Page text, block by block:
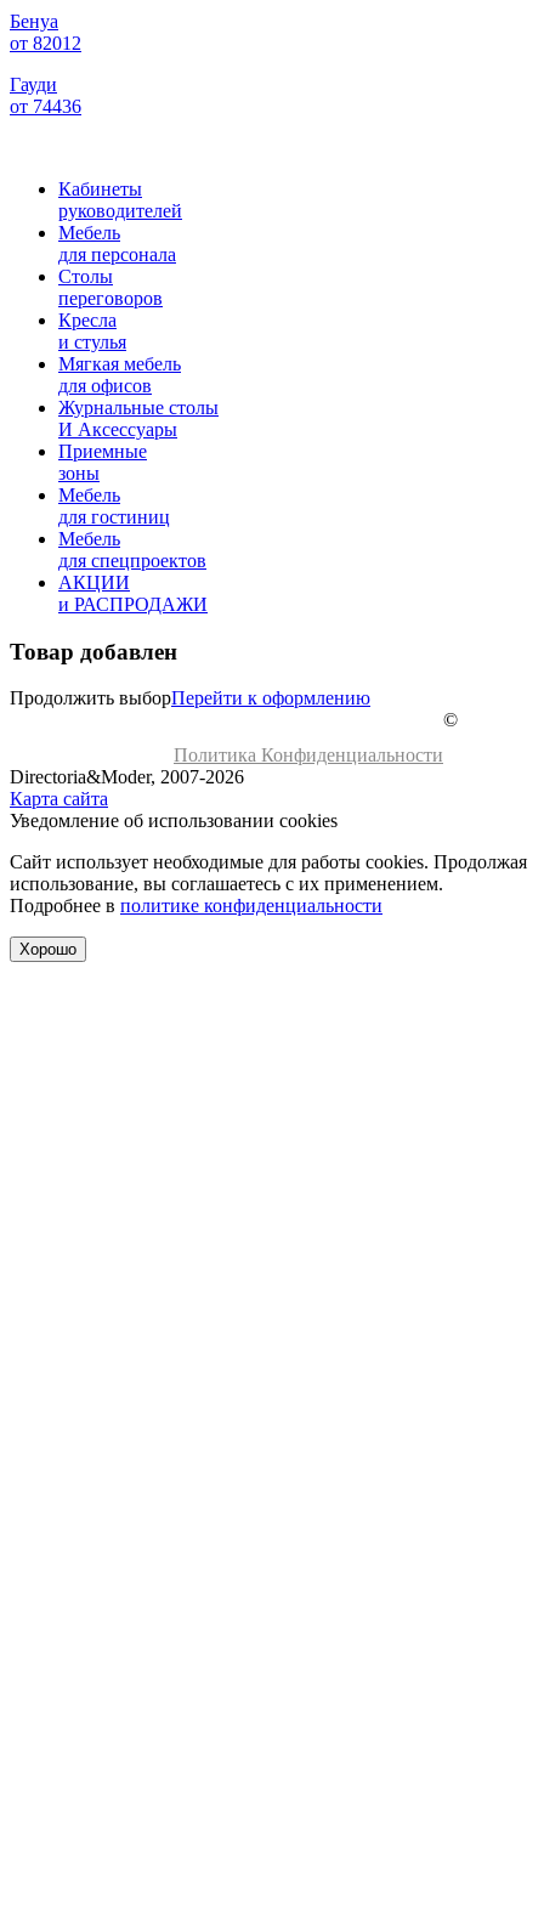
Бенуа
от 82012
Гауди
от 74436
Кабинеты
руководителей
Мебель
для персонала
Столы
переговоров
Кресла
и стулья
Мягкая мебель
для офисов
Журнальные столы
И Аксессуары
Приемные
зоны
Мебель
для гостиниц
Мебель
для cпецпроектов
АКЦИИ
и РАСПРОДАЖИ
Товар добавлен
Продолжить выборПерейти к оформлению
Политика Конфиденциальности
©
Directoria&Moder, 2007-2026
Карта сайта
Уведомление об использовании cookies
Сайт использует необходимые для работы cookies. Продолжая
использование, вы соглашаетесь с их применением.
Подробнее в политике конфиденциальности
Хорошо